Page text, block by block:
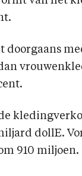
doorgaans
dollE.
910 miljoen.